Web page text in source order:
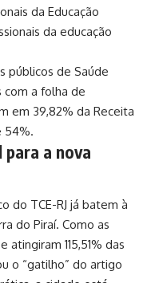
da Educação
da educação
públicos de Saúde
com a folha de
em 39,82% da Receita
54%.
para a nova
do TCE-RJ já batem à
do Piraí. Como as
115,51% das
o “gatilho” do artigo